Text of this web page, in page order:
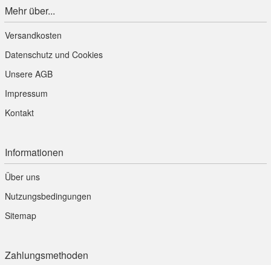
Mehr über...
Versandkosten
Datenschutz und Cookies
Unsere AGB
Impressum
Kontakt
Informationen
Über uns
Nutzungsbedingungen
Sitemap
Zahlungsmethoden